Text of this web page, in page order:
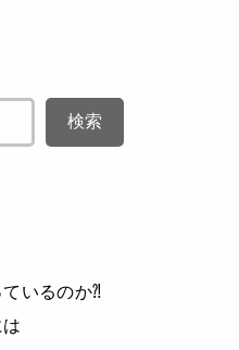
検索
いるのか⁈